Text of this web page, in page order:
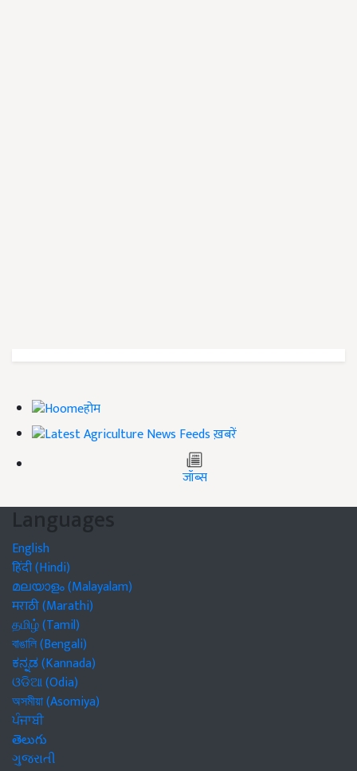
होम
ख़बरें
जॉब्स
Languages
English
हिंदी (Hindi)
മലയാളം (Malayalam)
मराठी (Marathi)
தமிழ் (Tamil)
বাঙালি (Bengali)
ಕನ್ನಡ (Kannada)
ଓଡିଆ (Odia)
অসমীয়া (Asomiya)
ਪੰਜਾਬੀ
తెలుగు
ગુજરાતી